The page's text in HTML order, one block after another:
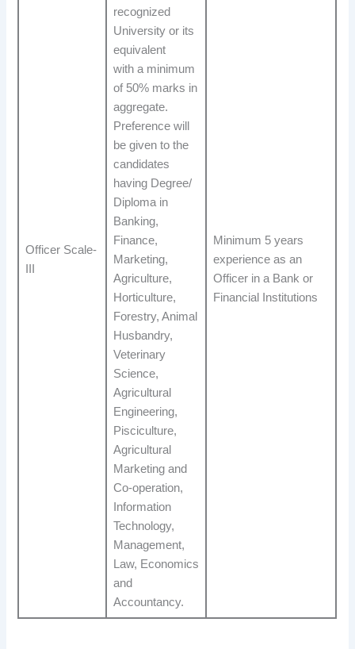
Officer Scale-
recognized
University or its
equivalent
with a minimum
of 50% marks in
aggregate.
Preference will
be given to the
candidates
having Degree/
Diploma in
Banking,
Finance,
Marketing,
Agriculture,
Horticulture,
Forestry, Animal
Husbandry,
Veterinary
Science,
Agricultural
Engineering,
Pisciculture,
Agricultural
Marketing and
Co-operation,
Information
Technology,
Management,
Law, Economics
and
Accountancy.
Minimum 5 years
experience as an
Officer in a Bank or
Financial Institutions